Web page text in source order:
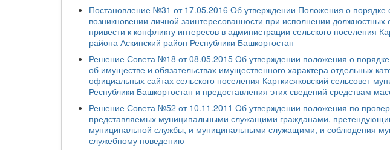
Постановление №31 от 17.05.2016 Об утверждении Положения о
возникновении личной заинтересованности при исполнении
привести к конфликту интересов в администрации сельского поселения
района Аскинский район Республики Башкортостан
Решение Совета №18 от 08.05.2015 Об утверждении положения о
об имуществе и обязательствах имущественного характера отдельных
официальных сайтах сельского поселения Карткисяковский сельсовет
Республики Башкортостан и предоставления этих сведений средствам
Решение Совета №52 от 10.11.2011 Об утверждении положения по
представляемых муниципальными служащими гражданами,
муниципальной службы, и муниципальными служащими, и соблюдения
служебному поведению